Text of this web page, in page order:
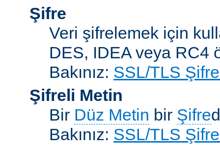
Şifre
Veri şifrelemek için
DES, IDEA veya RC4
Bakınız: SSL/TLS
Şifreli Metin
Bir Düz Metin bir Şifre
Bakınız: SSL/TLS